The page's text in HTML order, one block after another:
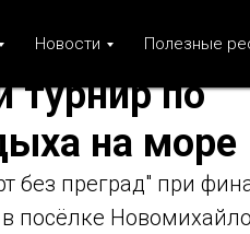
Новости Полезные
по
на море
без преград" при
посёлке